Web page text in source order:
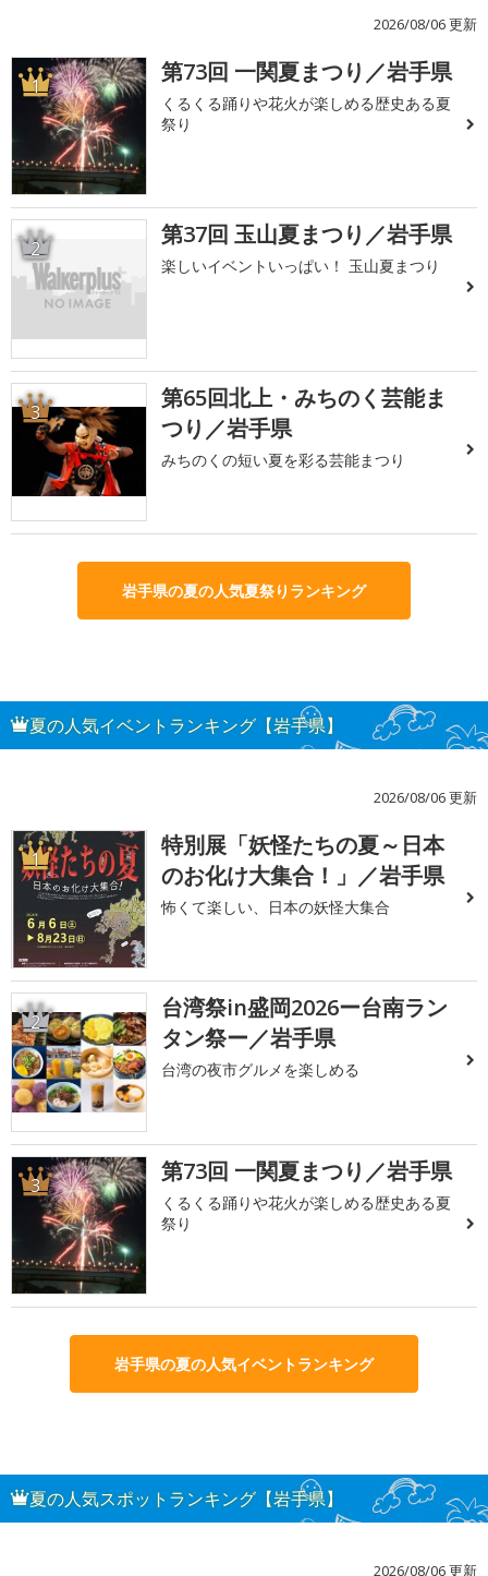
2026/08/06 更新
1 第73回 一関夏まつり／岩手県
くるくる踊りや花火が楽しめる歴史ある夏
祭り
2 第37回 玉山夏まつり／岩手県
楽しいイベントいっぱい！ 玉山夏まつり
3
第65回北上・みちのく芸能ま
つり／岩手県
みちのくの短い夏を彩る芸能まつり
岩手県の夏の人気夏祭りランキング
夏の人気イベントランキング【岩手県】
2026/08/06 更新
1
特別展「妖怪たちの夏～日本
のお化け大集合！」／岩手県
怖くて楽しい、日本の妖怪大集合
2
台湾祭in盛岡2026ー台南ラン
タン祭ー／岩手県
台湾の夜市グルメを楽しめる
3 第73回 一関夏まつり／岩手県
くるくる踊りや花火が楽しめる歴史ある夏
祭り
岩手県の夏の人気イベントランキング
夏の人気スポットランキング【岩手県】
2026/08/06 更新